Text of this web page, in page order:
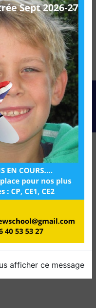
afficher ce message
justificatif d'identité
vos données
puis pendant la
probatoires et de
le droit de vous
Bloctel.gouv.fr .
sur vos
SUR